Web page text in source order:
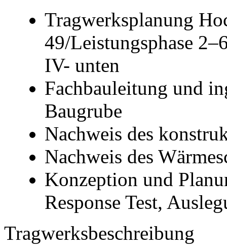
Tragwerksplanung
49/Leistungsphase
IV- unten
Fachbauleitung und
Baugrube
Nachweis des
Nachweis des
Konzeption und
Response Test,
Tragwerksbeschreibung